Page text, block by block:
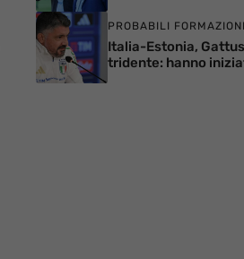
PROBABILI FORMAZIONI
Italia-Estonia,
tridente: hanno